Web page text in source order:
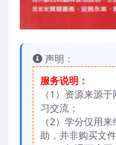
声明：
服务说明：
（1）资源来源
习交流；
（2）学分仅用
助，并非购买文